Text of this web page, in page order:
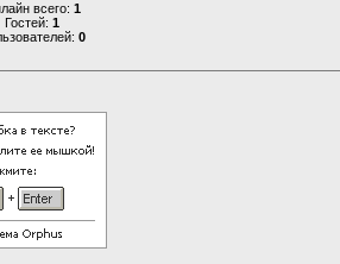
всего: 1
Гостей: 1
0